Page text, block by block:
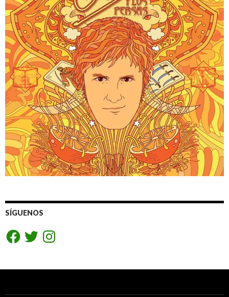
SÍGUENOS
FacebookTwitterInstagram